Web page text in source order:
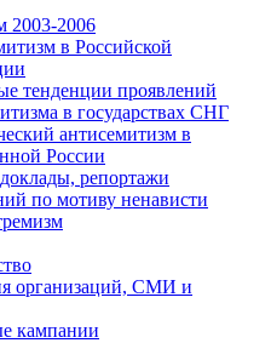
2003-2006
в Российской
тенденции проявлений
в государствах СНГ
антисемитизм в
России
репортажи
по мотиву ненависти
организаций, СМИ и
кампании